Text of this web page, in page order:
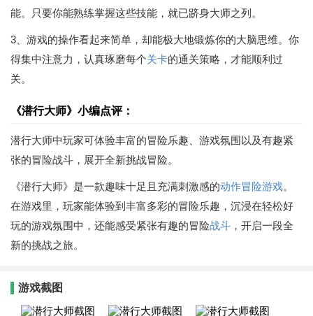
能。只要你能熟练掌握这些技能，就已跻身大师之列。
3、游戏的操作看起来简单，却能极大地锻炼你的大脑思维。你
得集中注意力，认真琢磨每个关卡的通关策略，才能顺利过
关。
《潜行大师》小编点评：
潜行大师中玩家可体验丰富的冒险乐趣、游戏氛围以及有趣紧
张的冒险战斗，展开全新挑战冒险。
《潜行大师》是一款趣味十足且充满刺激感的动作冒险游戏。
在游戏里，玩家能体验到丰富多彩的冒险乐趣，沉浸在轻松好
玩的游戏氛围中，还能感受紧张有趣的冒险战斗 ，开启一段全
新的挑战之旅。
游戏截图